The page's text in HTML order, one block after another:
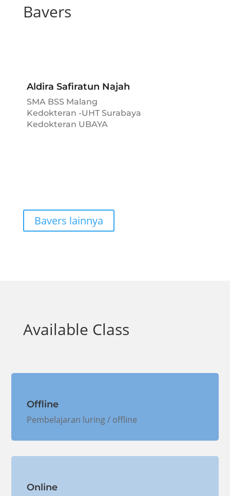
Bavers
Aldira Safiratun Najah
SMA BSS Malang
Kedokteran -UHT Surabaya
Kedokteran UBAYA
Bavers lainnya
Available Class
Offline
Pembelajaran luring / offline
Online